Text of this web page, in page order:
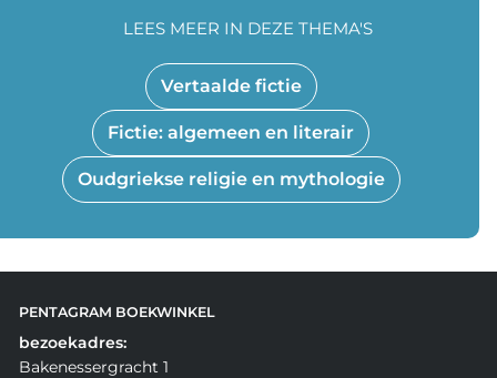
Vertaalde fictie
Fictie: algemeen en literair
Oudgriekse religie en mythologie
LEES MEER IN DEZE THEMA'S
PENTAGRAM BOEKWINKEL
bezoekadres:
Bakenessergracht 1